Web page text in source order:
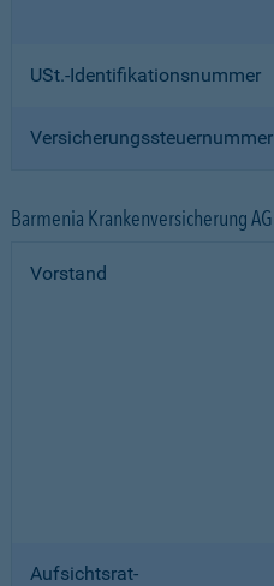
USt.-Identifikationsnummer
Versicherungssteuernummer
Barmenia Krankenversicherung AG
Vorstand
Aufsichtsrat-